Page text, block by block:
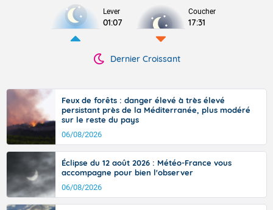
Lever
01:07
Coucher
17:31
Dernier Croissant
Feux de forêts : danger élevé à très élevé
persistant près de la Méditerranée, plus modéré
sur le reste du pays
06/08/2026
Éclipse du 12 août 2026 : Météo-France vous
accompagne pour bien l'observer
06/08/2026